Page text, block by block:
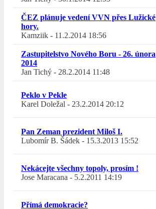
ČEZ plánuje vedení VVN přes Lužické
hory.
Kamziik - 11.2.2014 18:56
Zastupitelstvo Nového Boru - 26. února
2014
Jan Tichý - 28.2.2014 11:48
Peklo v Pekle
Karel Doležal - 23.2.2014 20:12
Pan Zeman prezident Miloš I.
Lubomír B. Šádek - 15.3.2013 15:52
Nekácejte všechny topoly, prosím !
Jose Maracana - 5.2.2011 14:19
Přímá demokracie?